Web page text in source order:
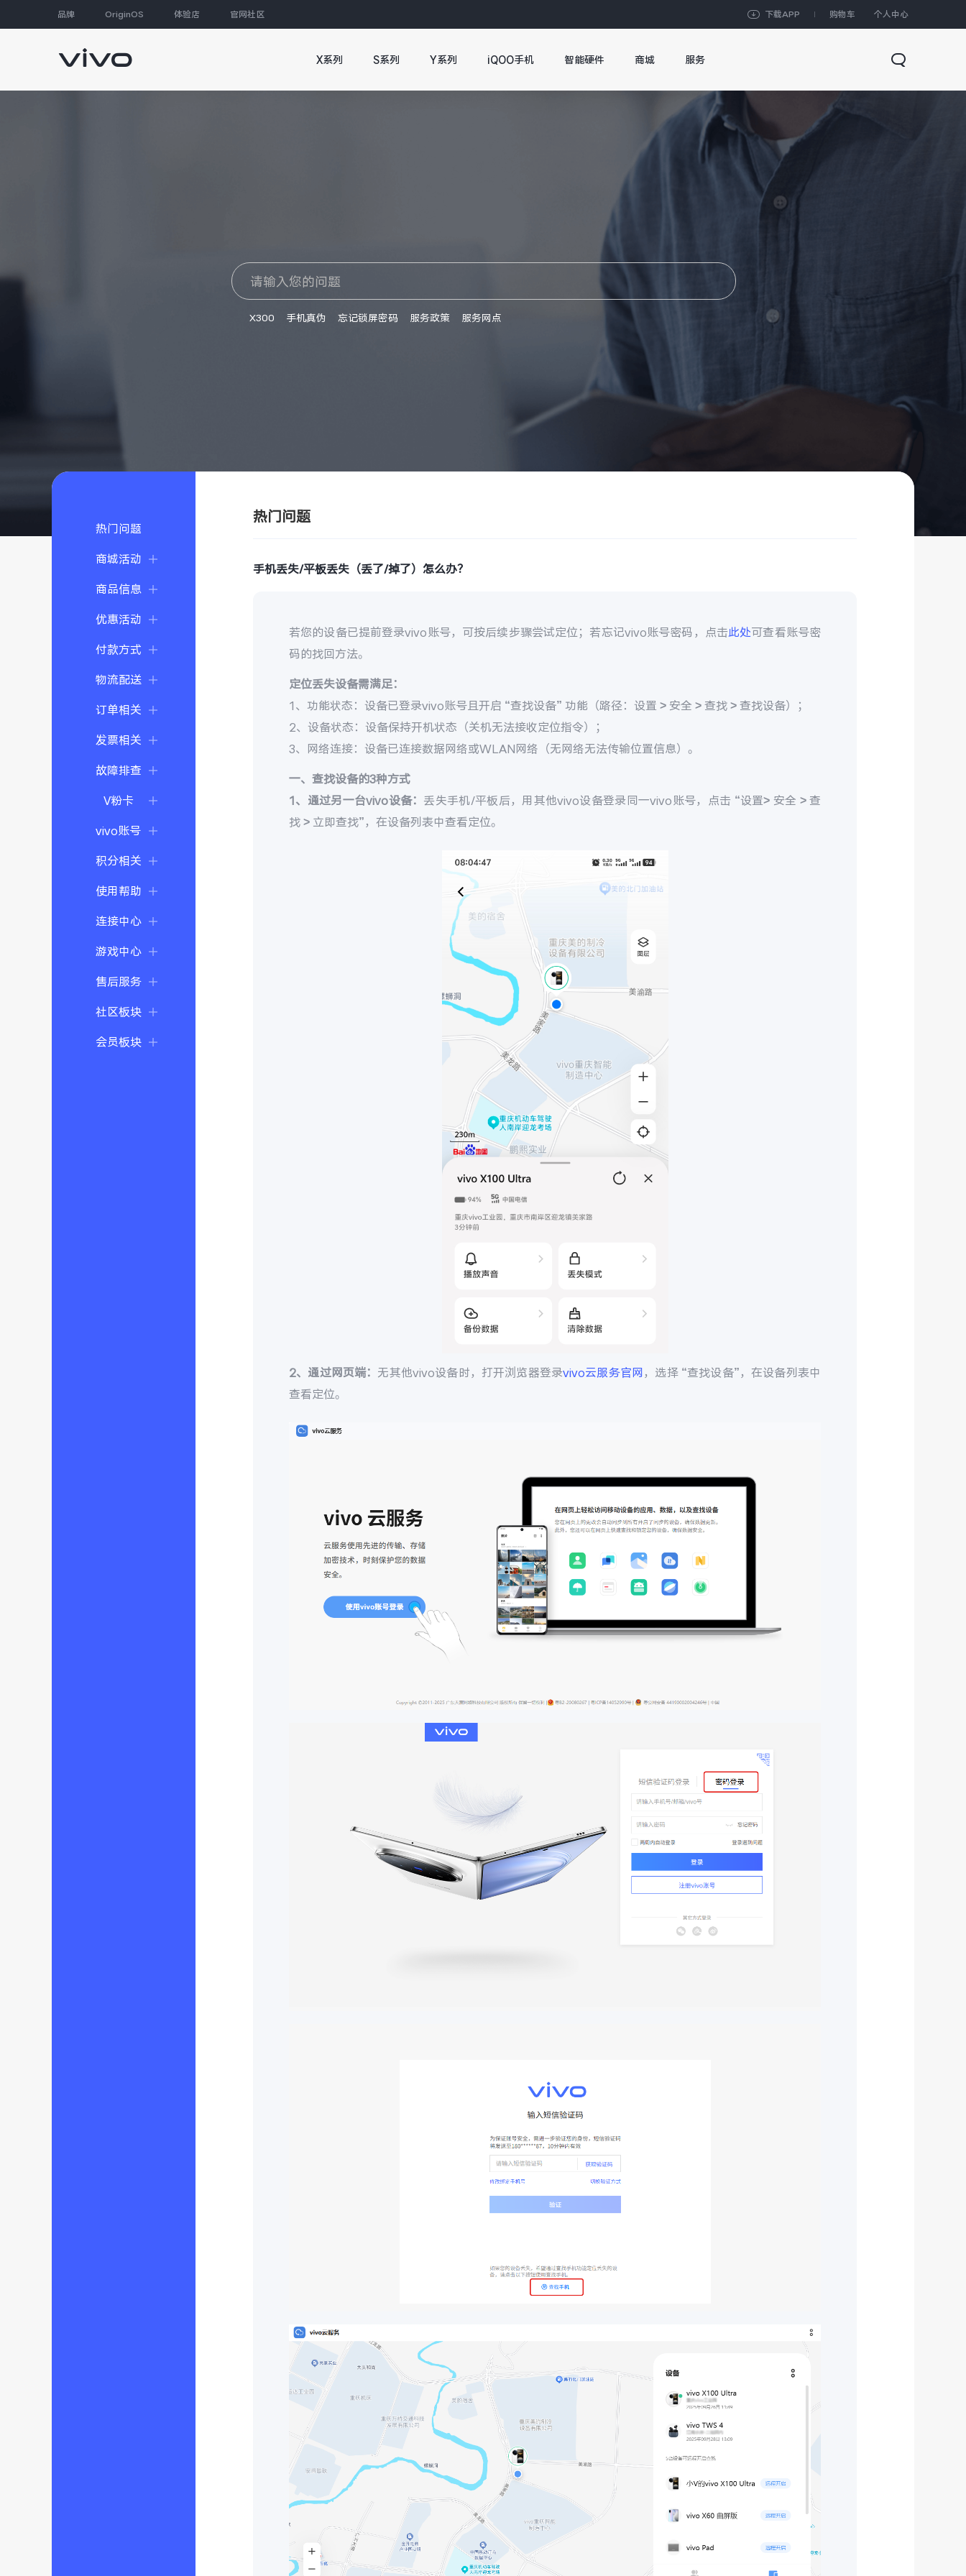
品牌 OriginOS 体验店 官网社区 下载APP 购物车 个人中心
X系列 S系列 Y系列 iQOO手机 智能硬件 商城 服务
X300 手机真伪 忘记锁屏密码 服务政策 服务网点
热门问题
商城活动
商品信息
优惠活动
付款方式
物流配送
订单相关
发票相关
故障排查
V粉卡
vivo账号
积分相关
使用帮助
连接中心
游戏中心
售后服务
社区板块
会员板块
热门问题
手机丢失/平板丢失（丢了/掉了）怎么办？
若您的设备已提前登录vivo账号，可按后续步骤尝试定位；若忘记vivo账号密码，点击此处可查看账号密
码的找回方法。
定位丢失设备需满足：
1、功能状态：设备已登录vivo账号且开启 “查找设备” 功能（路径：设置 > 安全 > 查找 > 查找设备）；
2、设备状态：设备保持开机状态（关机无法接收定位指令）；
3、网络连接：设备已连接数据网络或WLAN网络（无网络无法传输位置信息）。
一、查找设备的3种方式
1、通过另一台vivo设备： 丢失手机/平板后，用其他vivo设备登录同一vivo账号，点击 “设置> 安全 > 查
找 > 立即查找”，在设备列表中查看定位。
2、通过网页端： 无其他vivo设备时，打开浏览器登录vivo云服务官网 ，选择 “查找设备”，在设备列表中
查看定位。